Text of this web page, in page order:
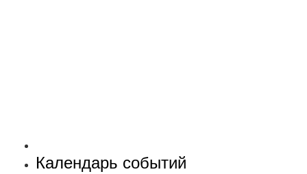
Календарь событий